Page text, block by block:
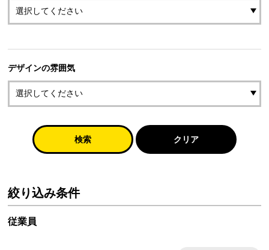
デザインの雰囲気
検索 クリア
絞り込み条件
従業員